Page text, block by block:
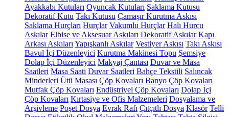
Ayakkabı Kutuları Oyuncak Kutuları Saklama Kutusu
Dekoratif Kutu Takı Kutusu Çamaşır Kurutma Askısı
Saklama Hurçları Hurçlar Vakumlu Hurçlar Halı Hurcu
Askılar Elbise ve Aksesuar Askıları Dekoratif Askılar Kapı
Arkası Askıları Yapışkanlı Askılar Vestiyer Askısı Takı Askısı
Bavul İçi Düzenleyici Kurutma Makinesi Topu Şemsiye
Dolap İçi Düzenleyici Makyaj Çantası Duvar ve Masa
Saatleri Masa Saati Duvar Saatleri Bahçe Tekstili Salıncak
Minderleri Ütü Masası Çöp Kovaları Banyo Çöp Kovaları
Mutfak Çöp Kovaları Endüstriyel Çöp Kovaları Dolap İçi
Çöp Kovaları Kırtasiye ve Ofis Malzemeleri Dosyalama ve
Arşivleme Poşet Dosya Evrak Rafı Çıtçıtlı Dosya Klasör Telli